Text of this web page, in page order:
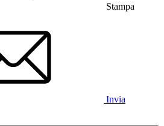
Stampa
Invia